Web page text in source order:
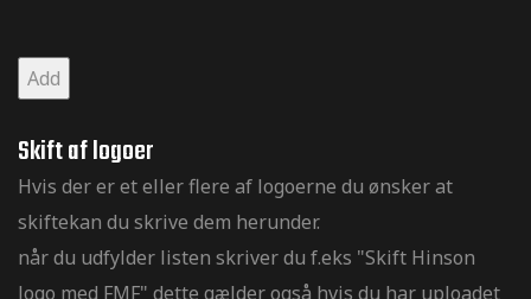
Add
Skift af logoer
Hvis der er et eller flere af logoerne du ønsker at
skiftekan du skrive dem herunder.
når du udfylder listen skriver du f.eks "Skift Hinson
logo med FMF" dette gælder også hvis du har uploadet